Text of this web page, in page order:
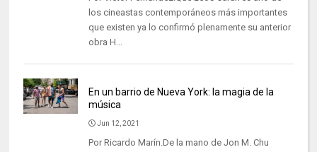
los cineastas contemporáneos más importantes
que existen ya lo confirmó plenamente su anterior
obra H...
En un barrio de Nueva York: la magia de la
música
Jun 12, 2021
Por Ricardo Marín.De la mano de Jon M. Chu